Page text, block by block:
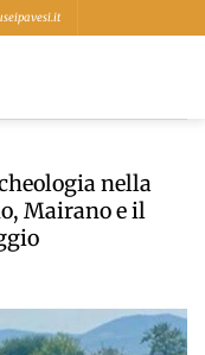
nella
Mairano e il